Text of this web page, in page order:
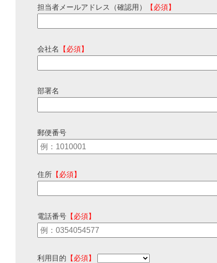
担当者メールアドレス（確認用） 【必須】
会社名 【必須】
部署名
郵便番号
住所 【必須】
電話番号 【必須】
利用目的 【必須】